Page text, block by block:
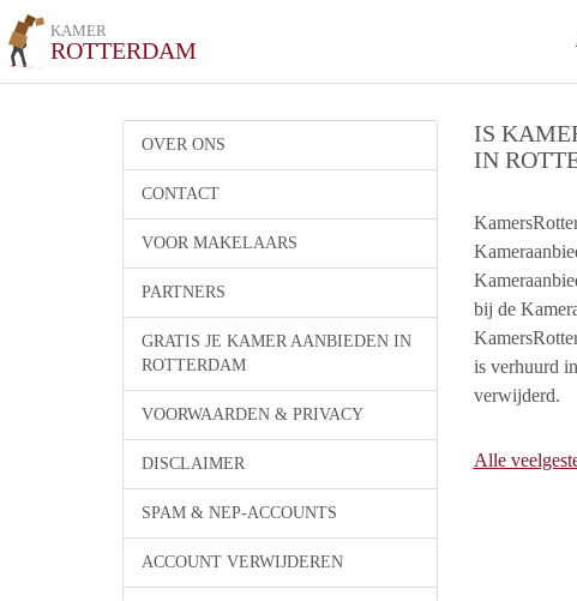
KAMER
ROTTERDAM
OVER ONS
CONTACT
VOOR MAKELAARS
PARTNERS
GRATIS JE KAMER AANBIEDEN IN
ROTTERDAM
VOORWAARDEN & PRIVACY
DISCLAIMER
SPAM & NEP-ACCOUNTS
ACCOUNT VERWIJDEREN
IS
IN
bij de
is verhuurd
verwijderd.
Alle